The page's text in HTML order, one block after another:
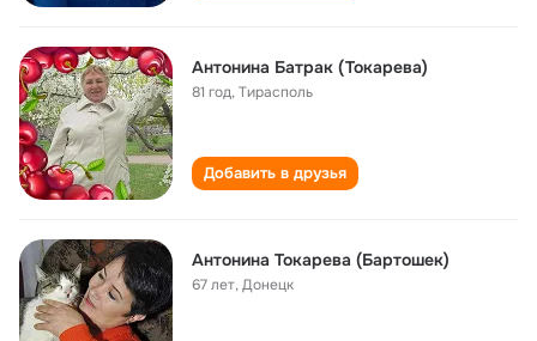
Антонина Батрак (Токарева)
81 год,Тирасполь
Добавить в друзья
Антонина Токарева (Бартошек)
67 лет,Донецк